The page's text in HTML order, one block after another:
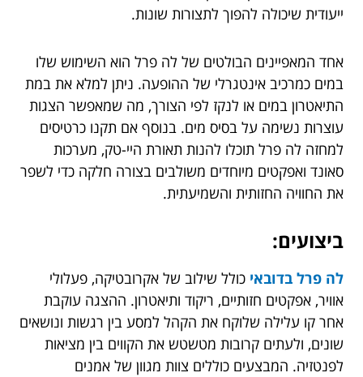
ייעודית שיכולה להפוך לתצורות שונות.
אחד המאפיינים הבולטים של לה פרל הוא השימוש שלו
במים כמרכיב אינטגרלי של ההופעה. ניתן למלא את במת
התיאטרון במים או לנקז לפי הצורך, מה שמאפשר הצגות
עוצרות נשימה על בסיס מים. בנוסף אם תקנו כרטיסים
למחזה לה פרל תוכלו להנות תאורת היי-טק, מערכות
סאונד ואפקטים מיוחדים משולבים בצורה חלקה כדי לשפר
את החוויה החזותית והשמיעתית.
ביצועים:
לה פרל בדובאי כולל שילוב של אקרובטיקה, פעלולי
אוויר, אפקטים חזותיים, ריקוד ותיאטרון. ההצגה עוקבת
אחר קו עלילה שלוקח את הקהל למסע בין רגשות ונושאים
שונים, ולעתים קרובות מטשטש את הקווים בין מציאות
לפנטזיה. המבצעים כוללים צוות מגוון של אמנים